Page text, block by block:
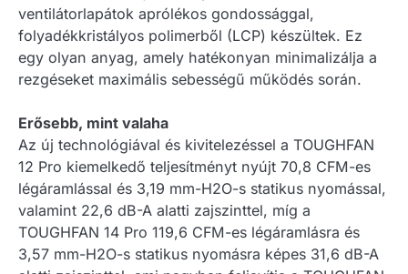
ventilátorlapátok aprólékos gondossággal,
folyadékkristályos polimerből (LCP) készültek. Ez
egy olyan anyag, amely hatékonyan minimalizálja a
rezgéseket maximális sebességű működés során.
Erősebb, mint valaha
Az új technológiával és kivitelezéssel a TOUGHFAN
12 Pro kiemelkedő teljesítményt nyújt 70,8 CFM-es
légáramlással és 3,19 mm-H2O-s statikus nyomással,
valamint 22,6 dB-A alatti zajszinttel, míg a
TOUGHFAN 14 Pro 119,6 CFM-es légáramlásra és
3,57 mm-H2O-s statikus nyomásra képes 31,6 dB-A